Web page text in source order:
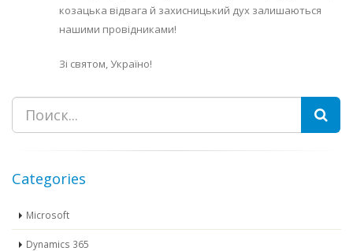
козацька відвага й захисницький дух залишаються
нашими провідниками!
Зі святом, Україно!
Categories
Microsoft
Dynamics 365